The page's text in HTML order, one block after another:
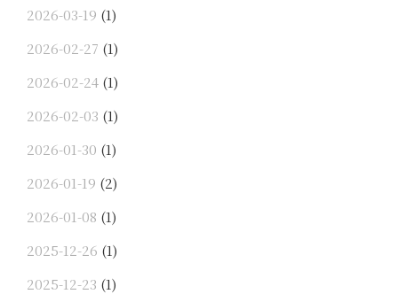
2026-03-19 (1)
2026-02-27 (1)
2026-02-24 (1)
2026-02-03 (1)
2026-01-30 (1)
2026-01-19 (2)
2026-01-08 (1)
2025-12-26 (1)
2025-12-23 (1)